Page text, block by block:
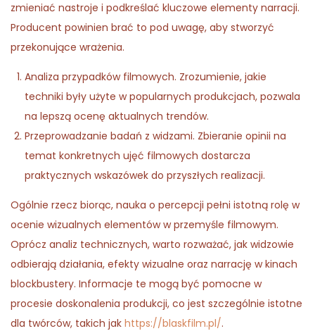
zmieniać nastroje i podkreślać kluczowe elementy narracji.
Producent powinien brać to pod uwagę, aby stworzyć
przekonujące wrażenia.
Analiza przypadków filmowych. Zrozumienie, jakie
techniki były użyte w popularnych produkcjach, pozwala
na lepszą ocenę aktualnych trendów.
Przeprowadzanie badań z widzami. Zbieranie opinii na
temat konkretnych ujęć filmowych dostarcza
praktycznych wskazówek do przyszłych realizacji.
Ogólnie rzecz biorąc, nauka o percepcji pełni istotną rolę w
ocenie wizualnych elementów w przemyśle filmowym.
Oprócz analiz technicznych, warto rozważać, jak widzowie
odbierają działania, efekty wizualne oraz narrację w kinach
blockbustery. Informacje te mogą być pomocne w
procesie doskonalenia produkcji, co jest szczególnie istotne
dla twórców, takich jak https://blaskfilm.pl/.